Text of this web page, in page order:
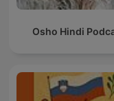
Osho Hindi